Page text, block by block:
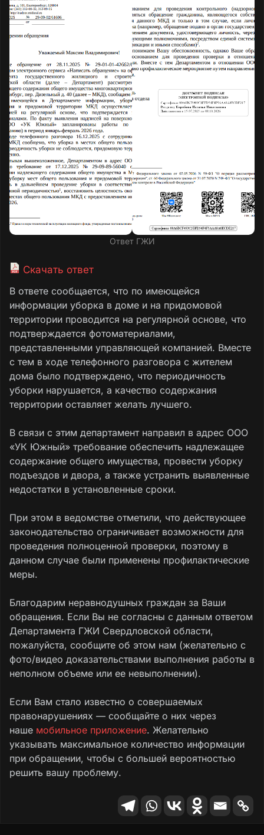
Ответ ГЖИ
Скачать ответ
В ответе сообщается, что по имеющейся
информации уборка в доме и на придомовой
территории проводится на регулярной основе, что
подтверждается фотоматериалами,
представленными управляющей компанией. Вместе
с тем в ходе телефонного разговора с жителем
дома было подтверждено, что периодичность
уборки нарушается, а качество содержания
территории оставляет желать лучшего.
В связи с этим департамент направил в адрес ООО
«УК Южный» требование обеспечить надлежащее
содержание общего имущества, провести уборку
подъездов и двора, а также устранить выявленные
недостатки в установленные сроки.
При этом в ведомстве отметили, что действующее
законодательство ограничивает возможности для
проведения полноценной проверки, поэтому в
данном случае были применены профилактические
меры.
Благодарим неравнодушных граждан за Ваши
обращения. Если Вы не согласны с данным ответом
Департамента ГЖИ Свердловской области,
пожалуйста, сообщите об этом нам (желательно с
фото/видео доказательствами выполнения работы в
неполном объеме или ее невыполнении).
Если Вам стало известно о совершаемых
правонарушениях — сообщайте о них через
наше мобильное приложение. Желательно
указывать максимальное количество информации
при обращении, чтобы с большей вероятностью
решить вашу проблему.